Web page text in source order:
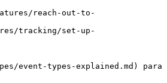
reach-out-to-
tracking/set-up-
event-types-explained.md) para